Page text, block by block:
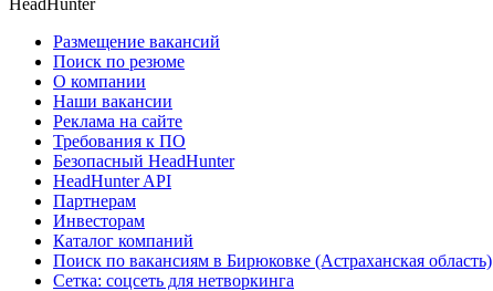
HeadHunter
Размещение вакансий
Поиск по резюме
О компании
Наши вакансии
Реклама на сайте
Требования к ПО
Безопасный HeadHunter
HeadHunter API
Партнерам
Инвесторам
Каталог компаний
Поиск по вакансиям в Бирюковке (Астраханская область)
Сетка: соцсеть для нетворкинга